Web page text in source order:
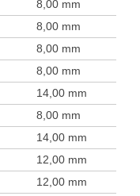
8,00 mm
8,00 mm
8,00 mm
8,00 mm
14,00 mm
8,00 mm
14,00 mm
12,00 mm
12,00 mm